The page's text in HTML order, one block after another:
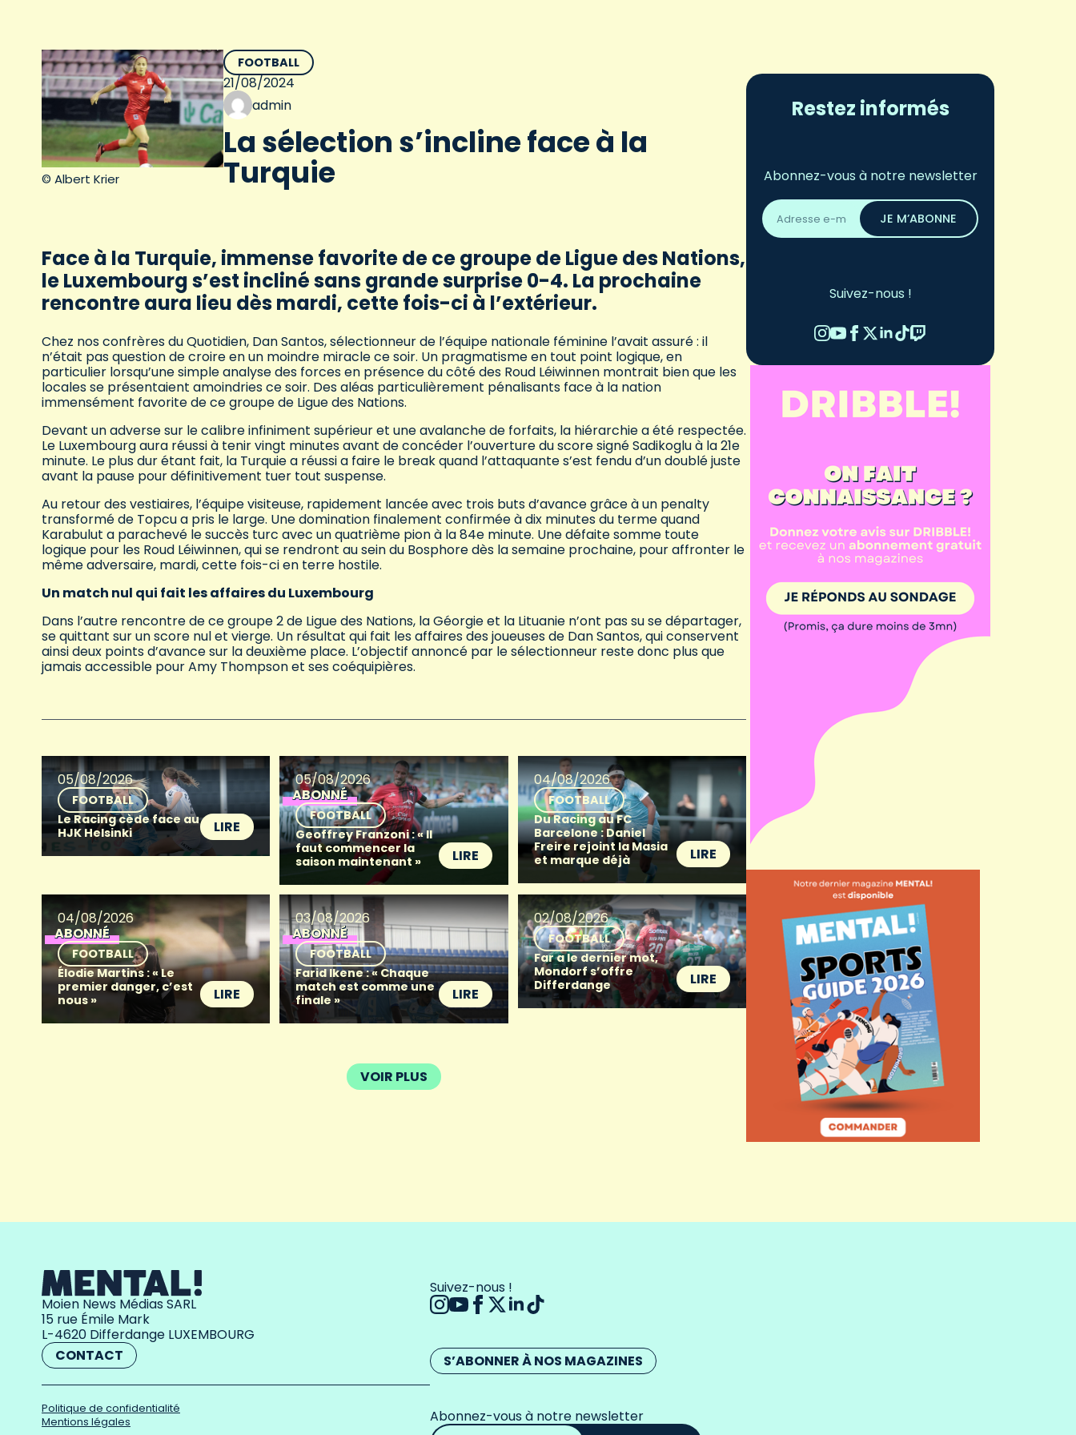
© Albert Krier
FOOTBALL
21/08/2024
admin
La sélection s’incline face à la
Turquie
Face à la Turquie, immense favorite de ce groupe de Ligue des Nations,
le Luxembourg s’est incliné sans grande surprise 0-4. La prochaine
rencontre aura lieu dès mardi, cette fois-ci à l’extérieur.
Chez nos confrères du Quotidien, Dan Santos, sélectionneur de l’équipe nationale féminine l’avait assuré : il
n’était pas question de croire en un moindre miracle ce soir. Un pragmatisme en tout point logique, en
particulier lorsqu’une simple analyse des forces en présence du côté des Roud Léiwinnen montrait bien que les
locales se présentaient amoindries ce soir. Des aléas particulièrement pénalisants face à la nation
immensément favorite de ce groupe de Ligue des Nations.
Devant un adverse sur le calibre infiniment supérieur et une avalanche de forfaits, la hiérarchie a été respectée.
Le Luxembourg aura réussi à tenir vingt minutes avant de concéder l’ouverture du score signé Sadikoglu à la 21e
minute. Le plus dur étant fait, la Turquie a réussi a faire le break quand l’attaquante s’est fendu d’un doublé juste
avant la pause pour définitivement tuer tout suspense.
Au retour des vestiaires, l’équipe visiteuse, rapidement lancée avec trois buts d’avance grâce à un penalty
transformé de Topcu a pris le large. Une domination finalement confirmée à dix minutes du terme quand
Karabulut a parachevé le succès turc avec un quatrième pion à la 84e minute. Une défaite somme toute
logique pour les Roud Léiwinnen, qui se rendront au sein du Bosphore dès la semaine prochaine, pour affronter le
même adversaire, mardi, cette fois-ci en terre hostile.
Un match nul qui fait les affaires du Luxembourg
Dans l’autre rencontre de ce groupe 2 de Ligue des Nations, la Géorgie et la Lituanie n’ont pas su se départager,
se quittant sur un score nul et vierge. Un résultat qui fait les affaires des joueuses de Dan Santos, qui conservent
ainsi deux points d’avance sur la deuxième place. L’objectif annoncé par le sélectionneur reste donc plus que
jamais accessible pour Amy Thompson et ses coéquipières.
05/08/2026
FOOTBALL
Le Racing cède face au
HJK Helsinki
LIRE
05/08/2026
ABONNÉ
FOOTBALL
Geoffrey Franzoni : « Il
faut commencer la
saison maintenant »
LIRE
04/08/2026
FOOTBALL
Du Racing au FC
Barcelone : Daniel
Freire rejoint la Masia
et marque déjà
LIRE
04/08/2026
ABONNÉ
FOOTBALL
Élodie Martins : « Le
premier danger, c’est
nous »
LIRE
03/08/2026
ABONNÉ
FOOTBALL
Farid Ikene : « Chaque
match est comme une
finale »
LIRE
02/08/2026
FOOTBALL
Far a le dernier mot,
Mondorf s’offre
Differdange
LIRE
VOIR PLUS
Restez informés
Abonnez-vous à notre newsletter
Adresse
email
*
JE M’ABONNE
Suivez-nous !
Moien News Médias SARL
15 rue Émile Mark
L-4620 Differdange LUXEMBOURG
CONTACT
Politique de confidentialité
Mentions légales
Suivez-nous !
S’ABONNER À NOS MAGAZINES
Abonnez-vous à notre newsletter
Adresse